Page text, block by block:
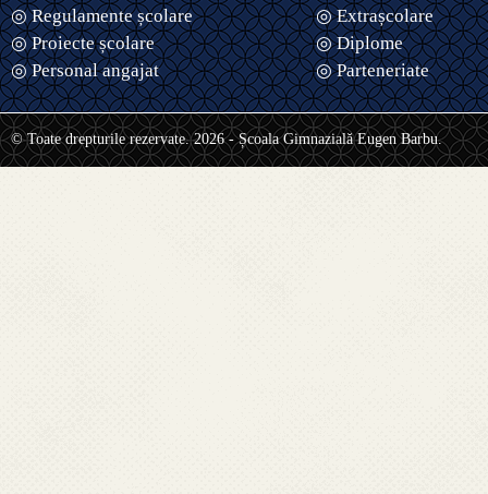
◎ Regulamente școlare
◎ Proiecte școlare
◎ Personal angajat
◎ Extrașcolare
◎ Diplome
◎ Parteneriate
© Toate drepturile rezervate. 2026 - Școala Gimnazială Eugen Barbu.